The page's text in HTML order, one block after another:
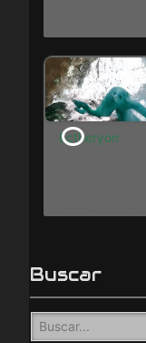
Ectheryon
Buscar